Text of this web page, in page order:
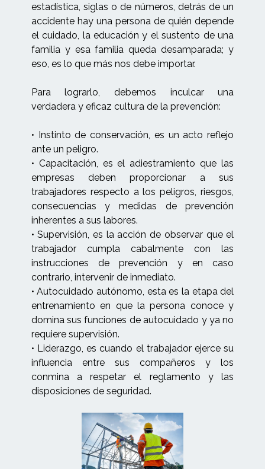
estadística, siglas o de números, detrás de un
accidente hay una persona de quién depende
el cuidado, la educación y el sustento de una
familia y esa familia queda desamparada; y
eso, es lo que más nos debe importar.
Para lograrlo, debemos inculcar una
verdadera y eficaz cultura de la prevención:
• Instinto de conservación, es un acto reflejo
ante un peligro.
• Capacitación, es el adiestramiento que las
empresas deben proporcionar a sus
trabajadores respecto a los peligros, riesgos,
consecuencias y medidas de prevención
inherentes a sus labores.
• Supervisión, es la acción de observar que el
trabajador cumpla cabalmente con las
instrucciones de prevención y en caso
contrario, intervenir de inmediato.
• Autocuidado autónomo, esta es la etapa del
entrenamiento en que la persona conoce y
domina sus funciones de autocuidado y ya no
requiere supervisión.
• Liderazgo, es cuando el trabajador ejerce su
influencia entre sus compañeros y los
conmina a respetar el reglamento y las
disposiciones de seguridad.